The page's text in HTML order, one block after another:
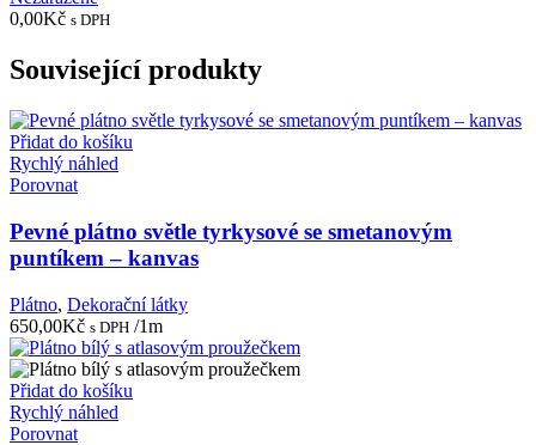
0,00Kč s DPH
Související produkty
Přidat do košíku
Rychlý náhled
Porovnat
Pevné plátno světle tyrkysové se smetanovým
puntíkem – kanvas
Plátno, Dekorační látky
650,00Kč s DPH /1m
Přidat do košíku
Rychlý náhled
Porovnat